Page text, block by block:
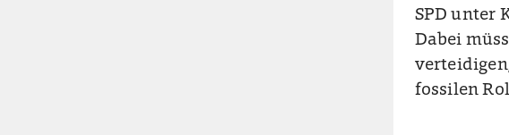
SPD unter
Dabei
fossilen